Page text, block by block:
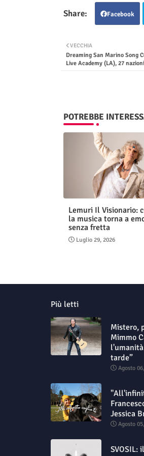
Facebook
VECCHIA
Dreaming San Marino Song
Live Academy (LA), 27
POTREBBE
Lemuri Il Visionario:
la musica torna a
senza fretta
Luglio 29, 2026
Più letti
Mistero,
Mimmo
tarde”
Agosto
Jessica
Agosto
SVOSIL: